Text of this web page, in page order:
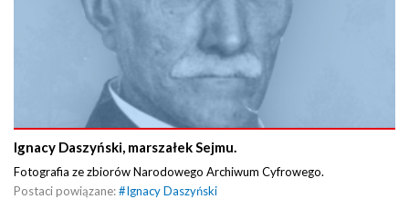
Ignacy Daszyński, marszałek Sejmu.
Fotografia ze zbiorów Narodowego Archiwum Cyfrowego.
Postaci powiązane:#Ignacy Daszyński